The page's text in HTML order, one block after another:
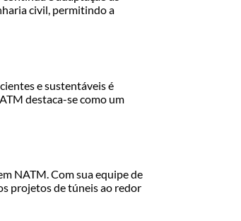
civil, permitindo a
e sustentáveis é
destaca-se como um
NATM. Com sua equipe de
projetos de túneis ao redor